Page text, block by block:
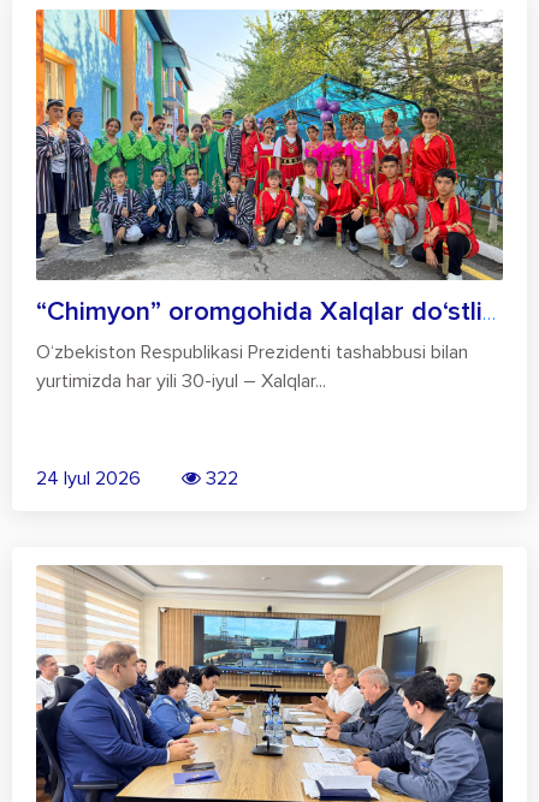
“Chimyon” oromgohida Xalqlar do‘stligi k...
O‘zbekiston Respublikasi Prezidenti tashabbusi bilan
yurtimizda har yili 30-iyul – Xalqlar...
24 Iyul 2026 322